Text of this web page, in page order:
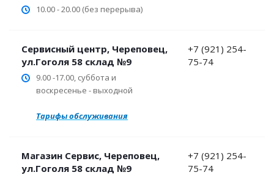
10.00 - 20.00 (без перерыва)
Сервисный центр, Череповец,
ул.Гоголя 58 склад №9
9.00 -17.00, суббота и
воскресенье - выходной
Тарифы обслуживания
+7 (921) 254-
75-74
Магазин Сервис, Череповец,
ул.Гоголя 58 склад №9
+7 (921) 254-
75-74